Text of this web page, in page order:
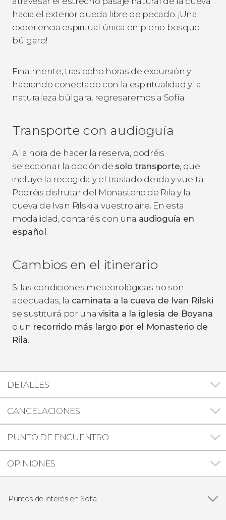
hacia el exterior queda libre de pecado. ¡Una
experiencia espiritual única en pleno bosque
búlgaro!
Finalmente, tras ocho horas de excursión y
habiendo conectado con la espiritualidad y la
naturaleza búlgara, regresaremos a Sofía.
Transporte con audioguía
A la hora de hacer la reserva, podréis
seleccionar la opción de solo transporte, que
incluye la recogida y el traslado de ida y vuelta.
Podréis disfrutar del Monasterio de Rila y la
cueva de Ivan Rilski a vuestro aire. En esta
modalidad, contaréis con una audioguía en
español.
Cambios en el itinerario
Si las condiciones meteorológicas no son
adecuadas, la caminata a la cueva de Ivan Rilski
se sustituirá por una visita a la iglesia de Boyana
o un recorrido más largo por el Monasterio de
Rila.
DETALLES
CANCELACIONES
PUNTO DE ENCUENTRO
OPINIONES
Puntos de interés en Sofía